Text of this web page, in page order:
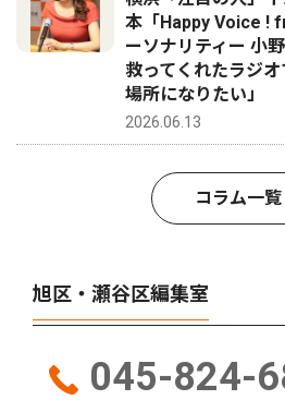
本「Happy Voice !
ーソナリティー 小
救ってくれたラジ
場所になりたい」
2026.06.13
コラム一覧
旭区・瀬谷区編集室
045-824-